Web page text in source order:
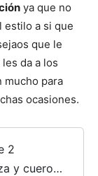
ya que no
estilo a si que
que le
da a los
mucho para
ocasiones.
2
y cuero